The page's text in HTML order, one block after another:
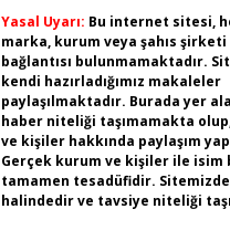
Yasal Uyarı: Bu internet sitesi,
marka, kurum veya şahıs
bağlantısı bulunmamaktadır.
kendi hazırladığımız makaleler
paylaşılmaktadır. Burada yer
haber niteliği taşımamakta
ve kişiler hakkında paylaşım
Gerçek kurum ve kişiler ile
tamamen tesadüfidir.
halindedir ve tavsiye niteliği